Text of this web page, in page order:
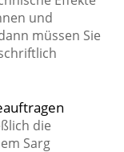
und
müssen Sie
die
Sarg